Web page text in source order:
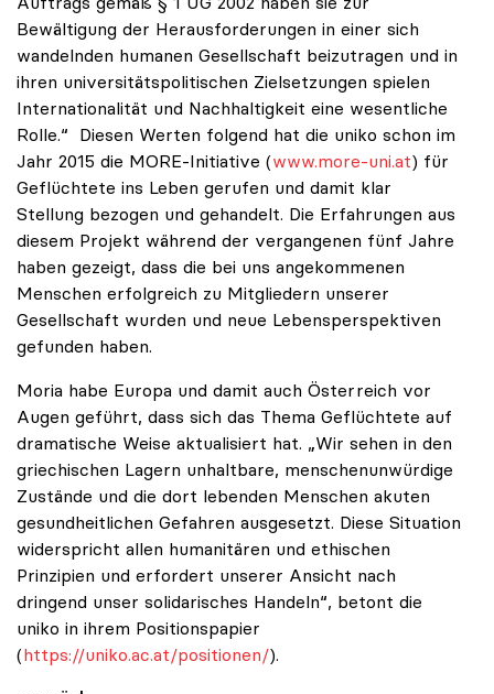
Bewältigung der Herausforderungen in einer sich
wandelnden humanen Gesellschaft beizutragen und in
ihren universitätspolitischen Zielsetzungen spielen
Internationalität und Nachhaltigkeit eine wesentliche
Rolle.“ Diesen Werten folgend hat die uniko schon im
Jahr 2015 die MORE-Initiative (www.more-uni.at) für
Geflüchtete ins Leben gerufen und damit klar
Stellung bezogen und gehandelt. Die Erfahrungen aus
diesem Projekt während der vergangenen fünf Jahre
haben gezeigt, dass die bei uns angekommenen
Menschen erfolgreich zu Mitgliedern unserer
Gesellschaft wurden und neue Lebensperspektiven
gefunden haben.
Moria habe Europa und damit auch Österreich vor
Augen geführt, dass sich das Thema Geflüchtete auf
dramatische Weise aktualisiert hat. „Wir sehen in den
griechischen Lagern unhaltbare, menschenunwürdige
Zustände und die dort lebenden Menschen akuten
gesundheitlichen Gefahren ausgesetzt. Diese Situation
widerspricht allen humanitären und ethischen
Prinzipien und erfordert unserer Ansicht nach
dringend unser solidarisches Handeln“, betont die
uniko in ihrem Positionspapier
(https://uniko.ac.at/positionen/).